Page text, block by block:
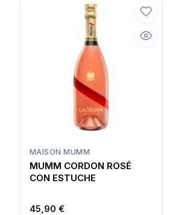
MAISON MUMM
MUMM CORDON ROSÉ
CON ESTUCHE
45,90 €